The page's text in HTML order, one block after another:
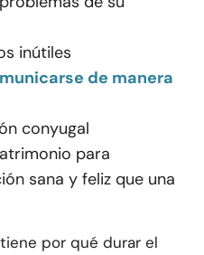
inútiles
de manera
conyugal
para
sana y feliz que una
por qué durar el